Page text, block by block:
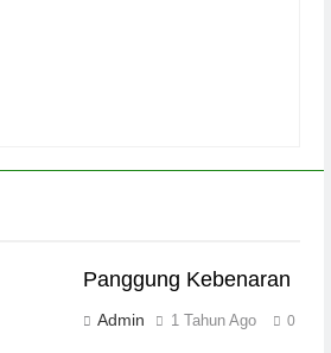
Panggung Kebenaran
Admin 1 Tahun Ago 0